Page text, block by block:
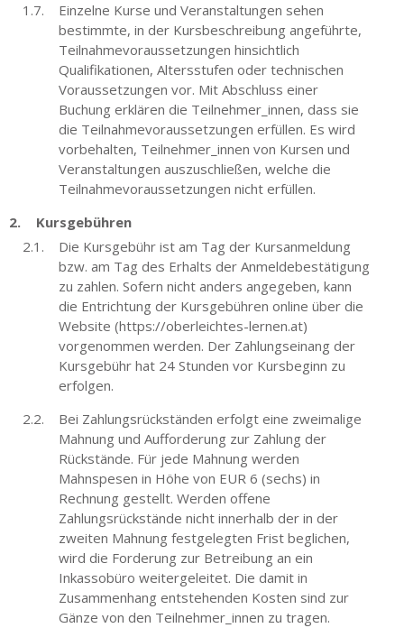
Einzelne Kurse und Veranstaltungen sehen
bestimmte, in der Kursbeschreibung angeführte,
Teilnahmevoraussetzungen hinsichtlich
Qualifikationen, Altersstufen oder technischen
Voraussetzungen vor. Mit Abschluss einer
Buchung erklären die Teilnehmer_innen, dass sie
die Teilnahmevoraussetzungen erfüllen. Es wird
vorbehalten, Teilnehmer_innen von Kursen und
Veranstaltungen auszuschließen, welche die
Teilnahmevoraussetzungen nicht erfüllen.
Kursgebühren
Die Kursgebühr ist am Tag der Kursanmeldung
bzw. am Tag des Erhalts der Anmeldebestätigung
zu zahlen. Sofern nicht anders angegeben, kann
die Entrichtung der Kursgebühren online über die
Website (https://oberleichtes-lernen.at)
vorgenommen werden. Der Zahlungseinang der
Kursgebühr hat 24 Stunden vor Kursbeginn zu
erfolgen.
Bei Zahlungsrückständen erfolgt eine zweimalige
Mahnung und Aufforderung zur Zahlung der
Rückstände. Für jede Mahnung werden
Mahnspesen in Höhe von EUR 6 (sechs) in
Rechnung gestellt. Werden offene
Zahlungsrückstände nicht innerhalb der in der
zweiten Mahnung festgelegten Frist beglichen,
wird die Forderung zur Betreibung an ein
Inkassobüro weitergeleitet. Die damit in
Zusammenhang entstehenden Kosten sind zur
Gänze von den Teilnehmer_innen zu tragen.